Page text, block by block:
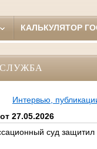
КАЛЬКУЛЯТОР
Интервью,
27.05.2026
суд